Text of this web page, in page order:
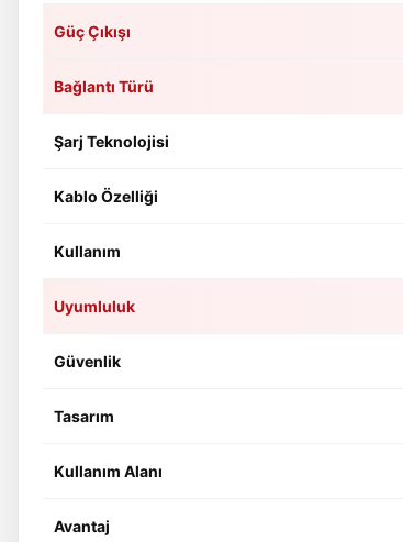
Güç Çıkışı
Bağlantı Türü
Şarj Teknolojisi
Kablo Özelliği
Kullanım
Uyumluluk
Güvenlik
Tasarım
Kullanım Alanı
Avantaj